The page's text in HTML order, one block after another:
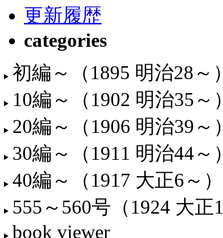
更新履歴
categories
初編～（1895 明治28～
10編～（1902 明治35～
20編～（1906 明治39～
30編～（1911 明治44～
40編～（1917 大正6～）
555～560号（1924 大正
book viewer